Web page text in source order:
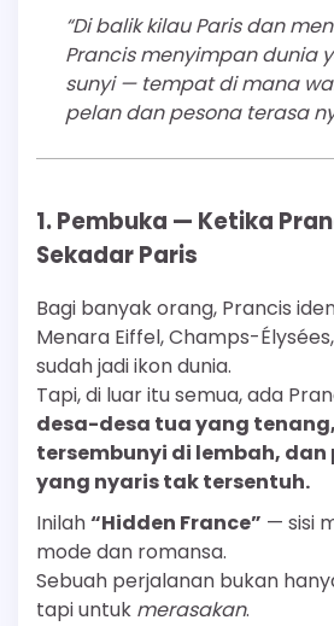
“Di balik kilau Paris dan
Prancis menyimpan dunia
sunyi — tempat di mana
pelan dan pesona terasa
1. Pembuka — Ketika
Sekadar Paris
Bagi banyak orang, Prancis
Menara Eiffel, Champs-
sudah jadi ikon dunia.
Tapi, di luar itu semua, ada
desa-desa tua yang
tersembunyi di lembah,
yang nyaris tak tersentuh.
Inilah“Hidden France” — sisi
mode dan romansa.
Sebuah perjalanan bukan
tapi untuk merasakan.